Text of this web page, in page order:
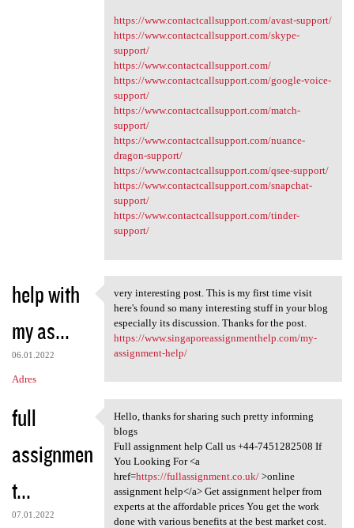
https://www.contactcallsupport.com/avast-support/
https://www.contactcallsupport.com/skype-
support/
https://www.contactcallsupport.com/
https://www.contactcallsupport.com/google-voice-
support/
https://www.contactcallsupport.com/match-
support/
https://www.contactcallsupport.com/nuance-
dragon-support/
https://www.contactcallsupport.com/qsee-support/
https://www.contactcallsupport.com/snapchat-
support/
https://www.contactcallsupport.com/tinder-
support/
help with
my as...
06.01.2022
Adres
​very interesting post. This
​very interesting post. This is my first time visit
here's found so many interesting stuff in your blog
especially its discussion. Thanks for the post.
https://www.singaporeassignmenthelp.com/my-
assignment-help/
full
assignmen
t...
07.01.2022
Hello, thanks for sharing
Hello, thanks for sharing such pretty informing
blogs
Full assignment help Call us +44-7451282508 If
You Looking For <a
href=https://fullassignment.co.uk/>online
assignment help</a> Get assignment helper from
experts at the affordable prices You get the work
done with various benefits at the best market cost.